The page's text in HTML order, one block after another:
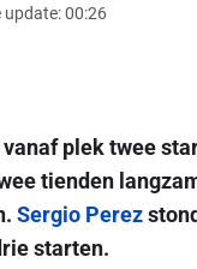
update: 00:26
plek twee
tienden
Sergio Perez
starten.